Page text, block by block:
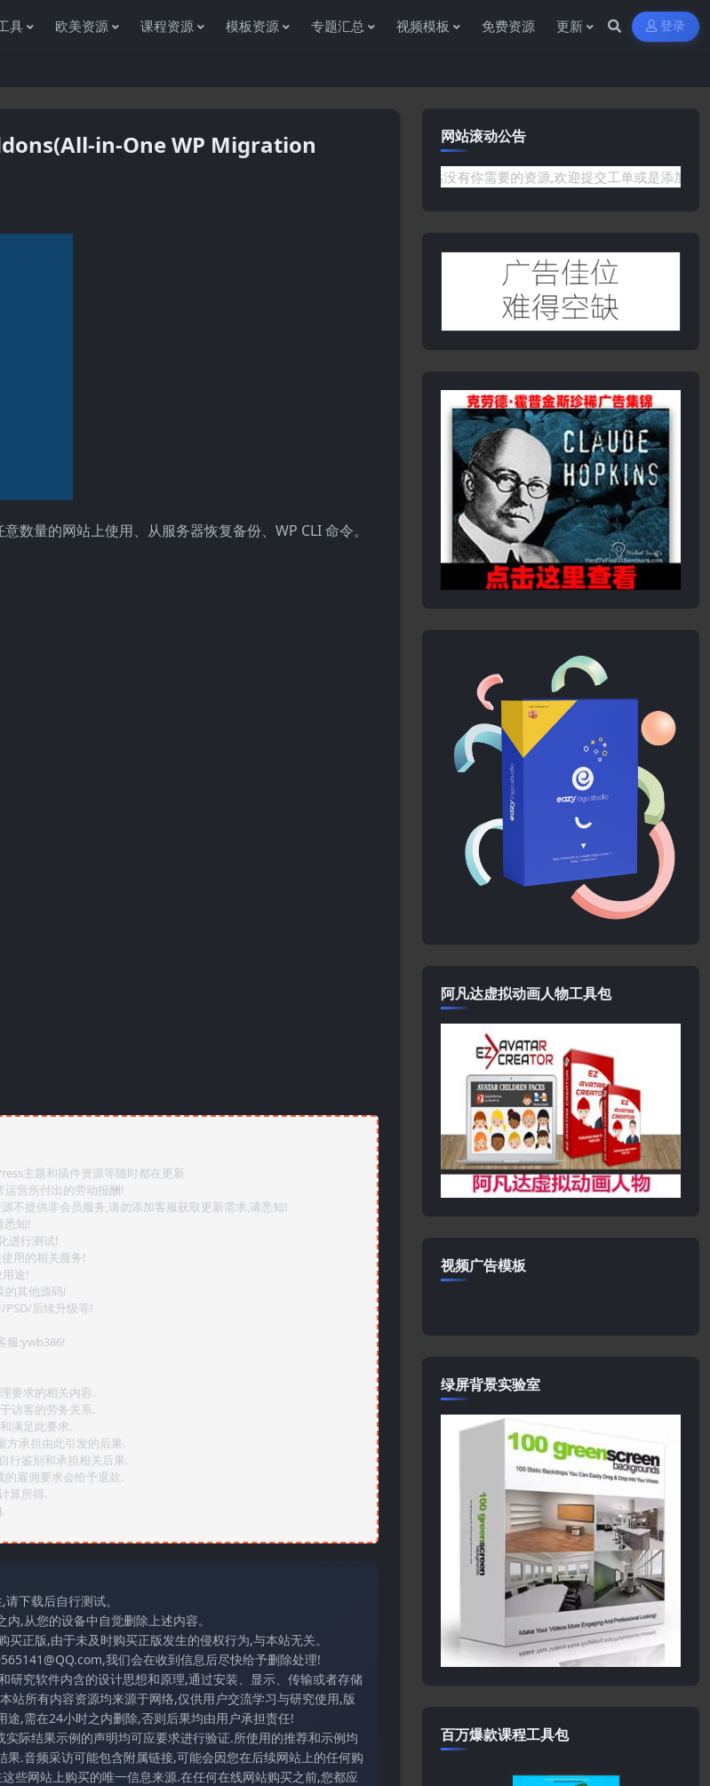
具 欧美资源 课程资源 模板资源 专题汇总 视频模板 免费资源 更新 登录
in-One WP Migration
量的网站上使用、从服务器恢复备份、WP CLI 命令。
主题和插件资源等随时都在更新
营所付出的劳动报酬!
不提供非会员服务,请勿添加客服获取更新需求,请悉知!
悉知!
进行测试!
用的相关服务!
途!
的其他源码!
PSD/后续升级等!
服:ywb386!
要求的相关内容.
访客的劳务关系.
满足此要求.
方承担由此引发的后果.
行鉴别和承担相关后果.
雇佣要求会给予退款.
算所得.
下载后自行测试。
,从您的设备中自觉删除上述内容。
正版,由于未及时购买正版发生的侵权行为,与本站无关。
我们会在收到信息后尽快给予删除处理!
研究软件内含的设计思想和原理,通过安装、显示、传输或者存储
站所有内容资源均来源于网络,仅供用户交流学习与研究使用,版
,需在24小时之内删除,否则后果均由用户承担责任!
际结果示例的声明均可应要求进行验证.所使用的推荐和示例均
.音频采访可能包含附属链接,可能会因您在后续网站上的任何购
些网站上购买的唯一信息来源.在任何在线网站购买之前,您都应
网站滚动公告
谢您访问资源杂货铺获取各种信息资源!如果遇到任何问题或是网站没有你需要的资源,欢迎提交工单或是添加客服微信
阿凡达虚拟动画人物工具包
视频广告模板
绿屏背景实验室
百万爆款课程工具包